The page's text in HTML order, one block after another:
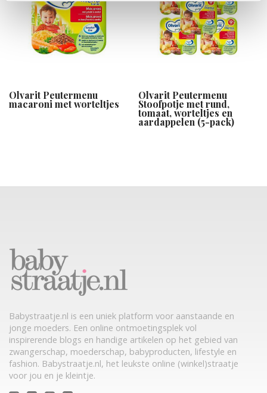
Olvarit Peutermenu
macaroni met worteltjes
Olvarit Peutermenu
Stoofpotje met rund,
tomaat, worteltjes en
aardappelen (5-pack)
Babystraatje.nl is een uniek platform voor aanstaande en
jonge moeders. Een online ontmoetingsplek vol
inspirerende blogs en handige artikelen op het gebied van
zwangerschap, moederschap, babyproducten, lifestyle en
fashion. Babystraatje.nl, het leukste online (winkel)straatje
voor jou en je kleintje.